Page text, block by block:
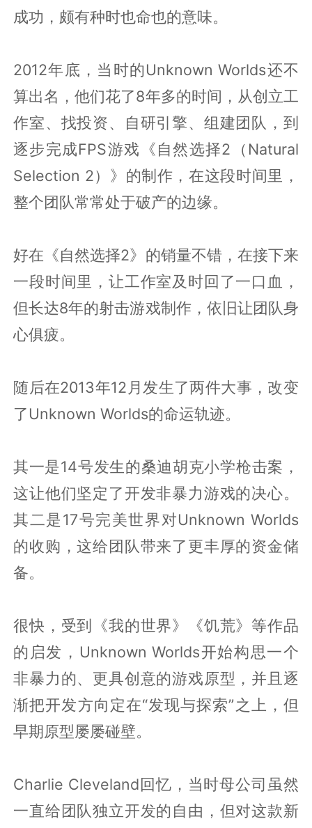
成功，颇有种时也命也的意味。
2012年底，当时的Unknown Worlds还不
算出名，他们花了8年多的时间，从创立工
作室、找投资、自研引擎、组建团队，到
逐步完成FPS游戏《自然选择2（Natural
Selection 2）》的制作，在这段时间里，
整个团队常常处于破产的边缘。
好在《自然选择2》的销量不错，在接下来
一段时间里，让工作室及时回了一口血，
但长达8年的射击游戏制作，依旧让团队身
心俱疲。
随后在2013年12月发生了两件大事，改变
了Unknown Worlds的命运轨迹。
其一是14号发生的桑迪胡克小学枪击案，
这让他们坚定了开发非暴力游戏的决心。
其二是17号完美世界对Unknown Worlds
的收购，这给团队带来了更丰厚的资金储
备。
很快，受到《我的世界》《饥荒》等作品
的启发，Unknown Worlds开始构思一个
非暴力的、更具创意的游戏原型，并且逐
渐把开发方向定在“发现与探索”之上，但
早期原型屡屡碰壁。
Charlie Cleveland回忆，当时母公司虽然
一直给团队独立开发的自由，但对这款新